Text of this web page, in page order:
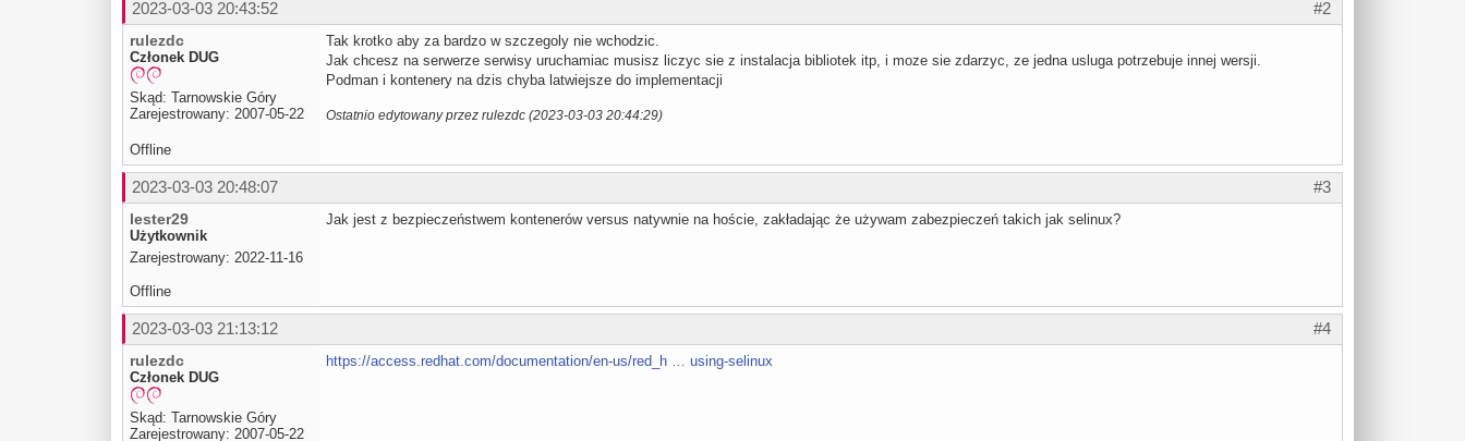
#2
2023-03-03 20:43:52
rulezdc
Członek DUG
Skąd: Tarnowskie Góry
Zarejestrowany: 2007-05-22
Tak krotko aby za bardzo w szczegoly nie wchodzic.
Jak chcesz na serwerze serwisy uruchamiac musisz liczyc sie z instalacja bibliotek itp, i moze sie zdarzyc, ze jedna usluga potrzebuje innej wersji.
Podman i kontenery na dzis chyba latwiejsze do implementacji
Ostatnio edytowany przez rulezdc (2023-03-03 20:44:29)
Offline
#3
2023-03-03 20:48:07
lester29
Użytkownik
Zarejestrowany: 2022-11-16
Jak jest z bezpieczeństwem kontenerów versus natywnie na hoście, zakładając że używam zabezpieczeń takich jak selinux?
Offline
#4
2023-03-03 21:13:12
rulezdc
Członek DUG
Skąd: Tarnowskie Góry
Zarejestrowany: 2007-05-22
https://access.redhat.com/documentation/en-us/red_h … using-selinux